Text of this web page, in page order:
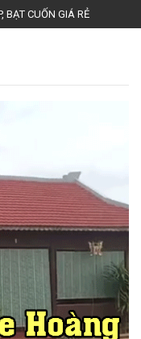
BẠT CUỐN GIÁ RẺ